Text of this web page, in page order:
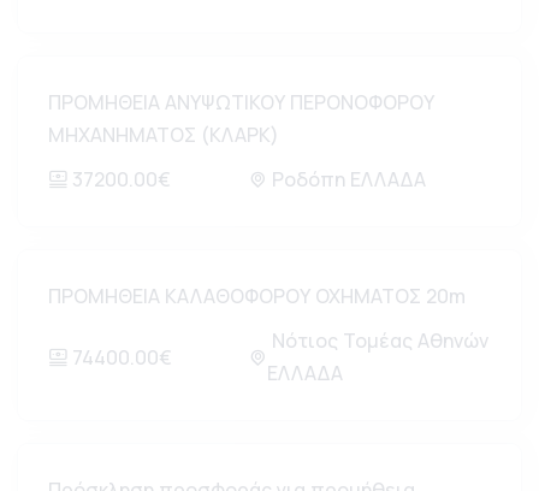
ΠΡΟΜΗΘΕΙΑ ΑΝΥΨΩΤΙΚΟΥ ΠΕΡΟΝΟΦΟΡΟΥ
ΜΗΧΑΝΗΜΑΤΟΣ (ΚΛΑΡΚ)
37200.00€
Ροδόπη ΕΛΛΑΔΑ
ΠΡΟΜΗΘΕΙΑ ΚΑΛΑΘΟΦΟΡΟΥ ΟΧΗΜΑΤΟΣ 20m
74400.00€
Νότιος Τομέας Αθηνών
ΕΛΛΑΔΑ